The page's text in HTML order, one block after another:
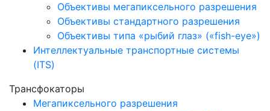
Объективы мегапиксельного разрешения
Объективы стандартного разрешения
Объективы типа «рыбий глаз» («fish-eye»)
Интеллектуальные транспортные системы
(ITS)
Трансфокаторы
Мегапиксельного разрешения